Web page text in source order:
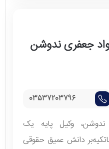
جعفری ندوشن
03537203796
وکیل پایه یک
دانش عمیق حقوقی